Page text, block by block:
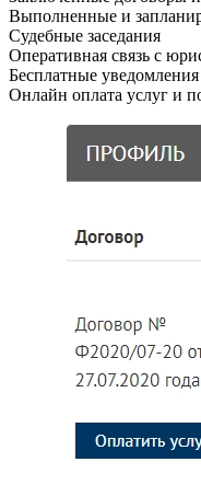
Выполненные и
Судебные заседания
Оперативная связь с
Бесплатные
Онлайн оплата услуг и